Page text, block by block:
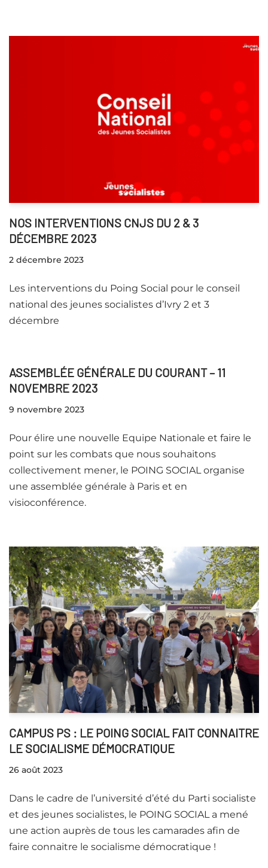
NOS INTERVENTIONS CNJS DU 2 & 3
DÉCEMBRE 2023
2 décembre 2023
Les interventions du Poing Social pour le conseil
national des jeunes socialistes d’Ivry 2 et 3
décembre
ASSEMBLÉE GÉNÉRALE DU COURANT – 11
NOVEMBRE 2023
9 novembre 2023
Pour élire une nouvelle Equipe Nationale et faire le
point sur les combats que nous souhaitons
collectivement mener, le POING SOCIAL organise
une assemblée générale à Paris et en
visioconférence.
CAMPUS PS : LE POING SOCIAL FAIT CONNAITRE
LE SOCIALISME DÉMOCRATIQUE
26 août 2023
Dans le cadre de l’université d’été du Parti socialiste
et des jeunes socialistes, le POING SOCIAL a mené
une action auprès de tous les camarades afin de
faire connaitre le socialisme démocratique !